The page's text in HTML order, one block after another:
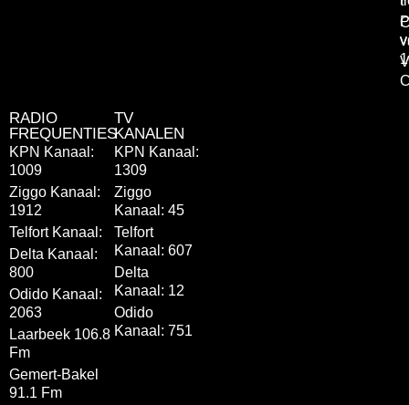
RADIO
FREQUENTIES
KPN Kanaal:
1009
Ziggo Kanaal:
1912
Telfort Kanaal:
Delta Kanaal:
800
Odido Kanaal:
2063
Laarbeek 106.8
Fm
Gemert-Bakel
91.1 Fm
TV
KANALEN
KPN Kanaal:
1309
Ziggo
Kanaal: 45
Telfort
Kanaal: 607
Delta
Kanaal: 12
Odido
Kanaal: 751